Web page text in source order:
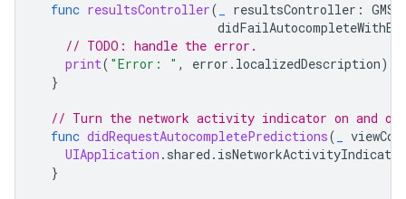
func resultsController( resultsController :
// TODO: handle the error.
print( "Error: " , error . localizedDescription)
}
// Turn the network activity indicator on and
func didRequestAutocompletePredictions(
UIApplication . shared .
}